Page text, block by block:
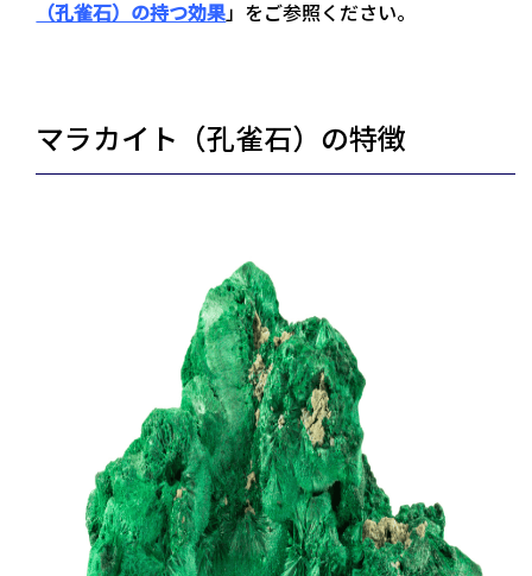
（孔雀石）の持つ効果」をご参照ください。
マラカイト（孔雀石）の特徴